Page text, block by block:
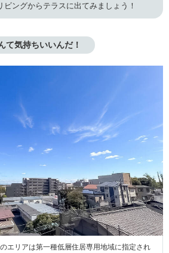
ビングからテラスに出てみましょう！
て気持ちいいんだ！
エリアは第一種低層住居専用地域に指定され